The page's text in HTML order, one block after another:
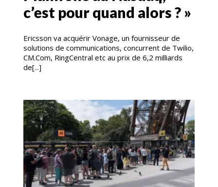
c’est pour quand alors ? »
Ericsson va acquérir Vonage, un fournisseur de
solutions de communications, concurrent de Twilio,
CM.Com, RingCentral etc au prix de 6,2 milliards
de[...]